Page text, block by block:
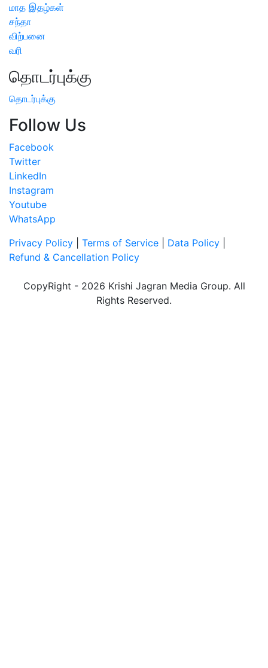
மாத இதழ்கள்
சந்தா
விற்பனை
வரி
தொடர்புக்கு
தொடர்புக்கு
Follow Us
Facebook
Twitter
LinkedIn
Instagram
Youtube
WhatsApp
Privacy Policy
Terms of Service Data Policy
Refund & Cancellation Policy
CopyRight - 2026 Krishi Jagran Media Group. All
Rights Reserved.